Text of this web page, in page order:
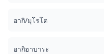
อากิ/มุโรโต
อากิฮาบาระ